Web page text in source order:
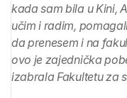
kada sam bila u Kini,
učim i radim,
da prenesem i na
ovo je zajednička
izabrala Fakultetu za